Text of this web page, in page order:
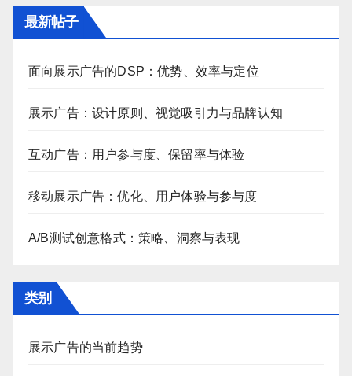
最新帖子
面向展示广告的DSP：优势、效率与定位
展示广告：设计原则、视觉吸引力与品牌认知
互动广告：用户参与度、保留率与体验
移动展示广告：优化、用户体验与参与度
A/B测试创意格式：策略、洞察与表现
类别
展示广告的当前趋势